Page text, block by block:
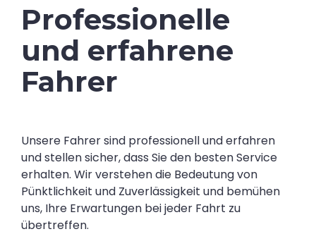
Professionelle
und erfahrene
Fahrer
Unsere Fahrer sind professionell und erfahren
und stellen sicher, dass Sie den besten Service
erhalten. Wir verstehen die Bedeutung von
Pünktlichkeit und Zuverlässigkeit und bemühen
uns, Ihre Erwartungen bei jeder Fahrt zu
übertreffen.